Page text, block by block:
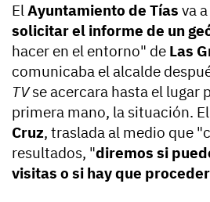
ElAyuntamiento de Tías va
solicitar el informe de un
hacer en el entorno" de Las
comunicaba el alcalde
TVse acercara hasta el lugar
primera mano, la situación.
Cruz, traslada al medio que
resultados, "diremos si
visitas o si hay que